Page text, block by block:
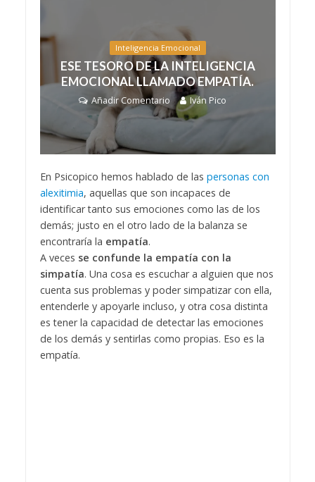
Inteligencia Emocional
ESE TESORO DE LA INTELIGENCIA
EMOCIONAL LLAMADO EMPATÍA.
Añadir Comentario Iván Pico
En Psicopico hemos hablado de las personas con
alexitimia, aquellas que son incapaces de
identificar tanto sus emociones como las de los
demás; justo en el otro lado de la balanza se
encontraría la empatía.
A veces se confunde la empatía con la
simpatía. Una cosa es escuchar a alguien que nos
cuenta sus problemas y poder simpatizar con ella,
entenderle y apoyarle incluso, y otra cosa distinta
es tener la capacidad de detectar las emociones
de los demás y sentirlas como propias. Eso es la
empatía.